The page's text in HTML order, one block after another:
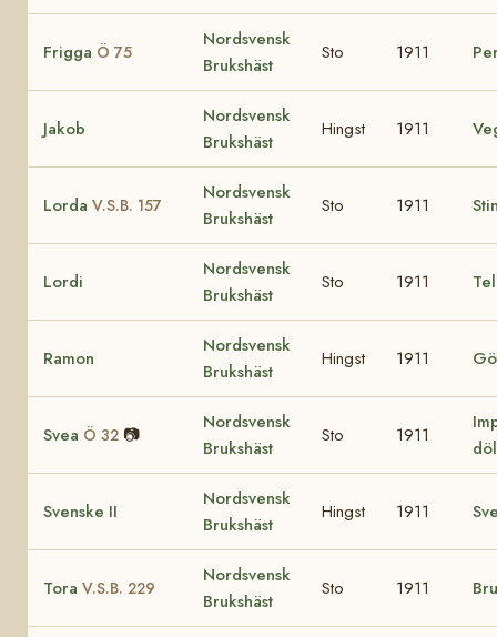
Frigga Ö 75
Nordsvensk
Brukshäst
Sto 1911
Jakob
Nordsvensk
Brukshäst
Hingst 1911
Lorda V.S.B. 157
Nordsvensk
Brukshäst
Sto 1911
Lordi
Nordsvensk
Brukshäst
Sto 1911
Ramon
Nordsvensk
Brukshäst
Hingst 1911
Svea Ö 32 📷
Nordsvensk
Brukshäst
Sto 1911
Svenske II
Nordsvensk
Brukshäst
Hingst 1911
Tora V.S.B. 229
Nordsvensk
Brukshäst
Sto 1911